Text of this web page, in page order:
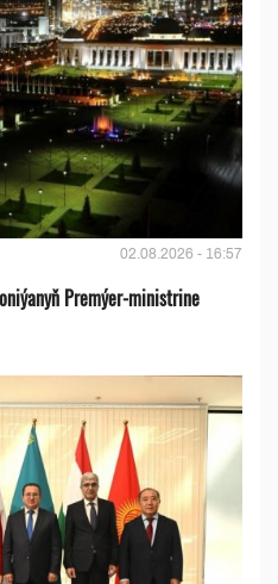
02.08.2026 - 16:57
Premýer-ministrine